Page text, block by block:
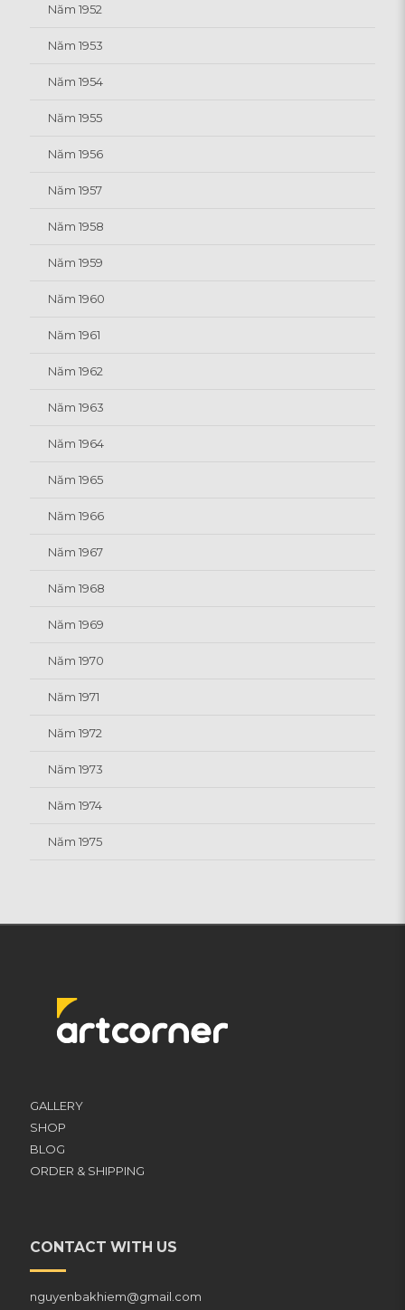
Năm 1952
Năm 1953
Năm 1954
Năm 1955
Năm 1956
Năm 1957
Năm 1958
Năm 1959
Năm 1960
Năm 1961
Năm 1962
Năm 1963
Năm 1964
Năm 1965
Năm 1966
Năm 1967
Năm 1968
Năm 1969
Năm 1970
Năm 1971
Năm 1972
Năm 1973
Năm 1974
Năm 1975
GALLERY
SHOP
BLOG
ORDER & SHIPPING
CONTACT WITH US
nguyenbakhiem@gmail.com